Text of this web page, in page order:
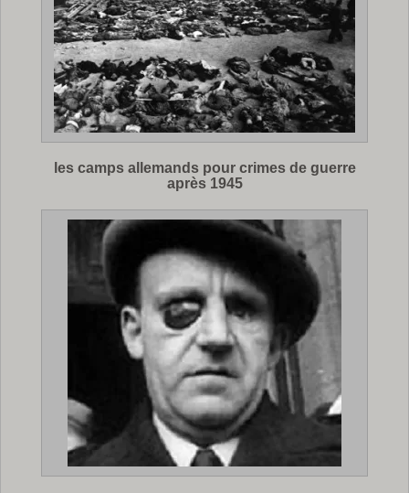
les camps allemands pour crimes de guerre
après 1945